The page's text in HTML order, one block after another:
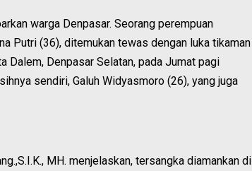
warga Denpasar. Seorang perempuan
Putri (36), ditemukan tewas dengan luka tikaman
Dalem, Denpasar Selatan, pada Jumat pagi
sendiri, Galuh Widyasmoro (26), yang juga
MH. menjelaskan, tersangka diamankan di